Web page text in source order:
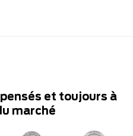
et toujours à
marché